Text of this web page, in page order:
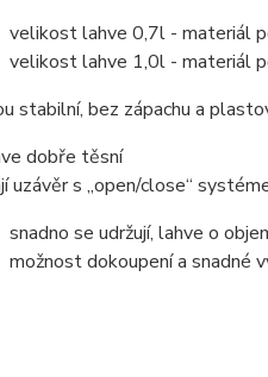
velikost lahve 0,7l - materiál
velikost lahve 1,0l - materiál
stabilní, bez zápachu a
dobře těsní
uzávěr s „open/close“
snadno se udržují, lahve o
možnost dokoupení a snadné